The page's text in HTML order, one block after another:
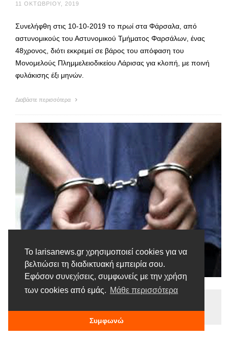
Το larisanews.gr χρησιμοποιεί cookies για να
βελτιώσει τη διαδικτυακή εμπειρία σου.
Εφόσον συνεχίσεις, συμφωνείς με την χρήση
των cookies από εμάς. Μάθε περισσότερα
Συμφωνώ
11 ΟΚΤΩΒΡΊΟΥ, 2019
Συνελήφθη στις 10-10-2019 το πρωί στα Φάρσαλα, από
αστυνομικούς του Αστυνομικού Τμήματος Φαρσάλων, ένας
48χρονος, διότι εκκρεμεί σε βάρος του απόφαση του
Μονομελούς Πλημμελειοδικείου Λάρισας για κλοπή, με ποινή
φυλάκισης έξι μηνών.
Διαβάστε περισσότερα